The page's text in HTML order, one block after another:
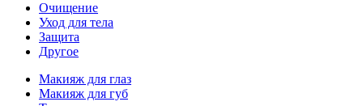
Очищение
Уход для тела
Защита
Другое
Макияж для глаз
Макияж для губ